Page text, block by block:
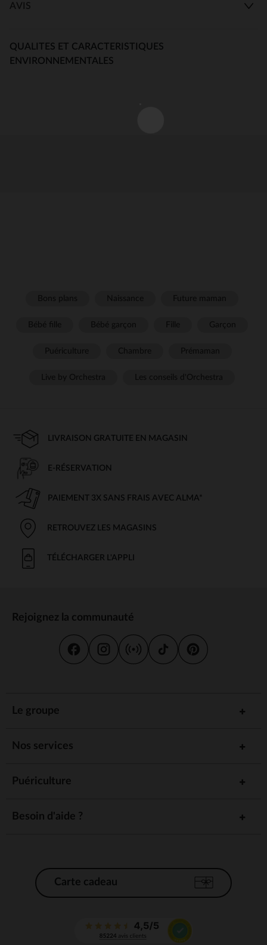
AVIS
QUALITES ET CARACTERISTIQUES
ENVIRONNEMENTALES
LIVRAISON GRATUITE EN MAGASIN
E-RÉSERVATION
PAIEMENT 3X SANS FRAIS AVEC ALMA*
RETROUVEZ LES MAGASINS
TÉLÉCHARGER L'APPLI
Rejoignez la communauté
Le groupe
Nos services
Puériculture
Besoin d'aide ?
Carte cadeau